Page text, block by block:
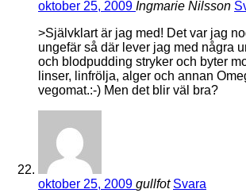
oktober 25, 2009 Ingmarie Nilsson
>Självklart är jag med! Det var jag
ungefär så där lever jag med några
och blodpudding stryker och byter
linser, linfrölja, alger och annan
vegomat.:-) Men det blir väl bra?
oktober 25, 2009 gullfot Svara